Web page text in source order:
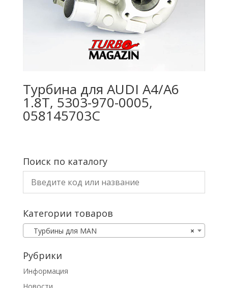
Турбина для AUDI A4/A6
1.8T, 5303-970-0005,
058145703C
Поиск по каталогу
Категории товаров
×
Турбины для MAN
Рубрики
Информация